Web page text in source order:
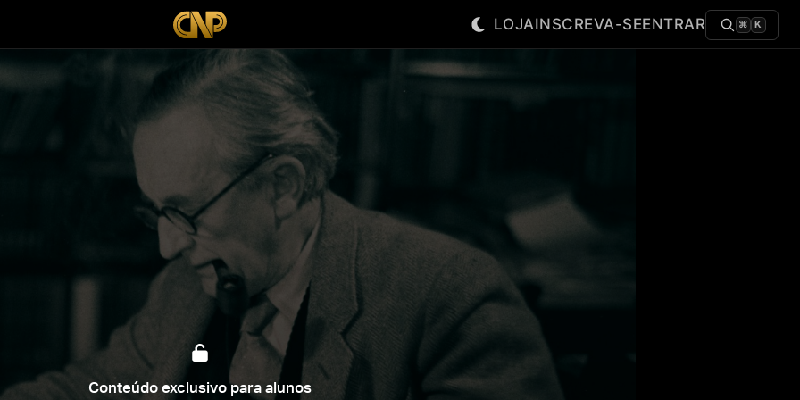
LOJAINSCREVA-SEENTRAR ⌘ K
Conteúdo exclusivo para alunos